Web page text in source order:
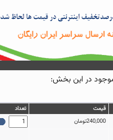
قيمت تعداد